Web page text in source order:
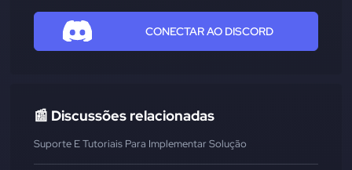
CONECTAR AO DISCORD
📰 Discussões relacionadas
Suporte E Tutoriais Para Implementar Solução